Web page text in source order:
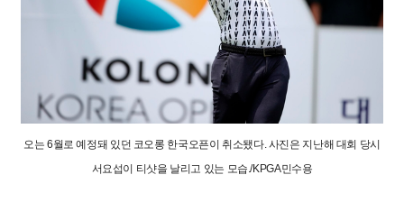
오는 6월로 예정돼 있던 코오롱 한국오픈이 취소됐다. 사진은 지난해 대회 당시
서요섭이 티샷을 날리고 있는 모습./KPGA민수용